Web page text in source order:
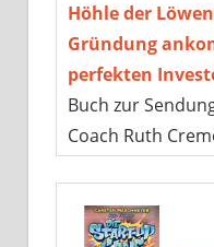
Höhle der
Gründung
perfekten
Buch zur
Coach Ruth